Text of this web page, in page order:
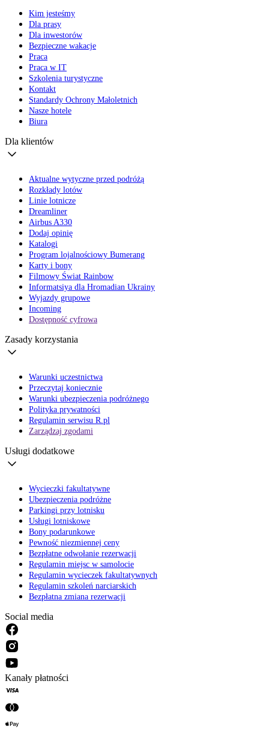
Kim jesteśmy
Dla prasy
Dla inwestorów
Bezpieczne wakacje
Praca
Praca w IT
Szkolenia turystyczne
Kontakt
Standardy Ochrony Małoletnich
Nasze hotele
Biura
Dla klientów
Aktualne wytyczne przed podróżą
Rozkłady lotów
Linie lotnicze
Dreamliner
Airbus A330
Dodaj opinię
Katalogi
Program lojalnościowy Bumerang
Karty i bony
Filmowy Świat Rainbow
Informatsiya dla Hromadian Ukrainy
Wyjazdy grupowe
Incoming
Dostępność cyfrowa
Zasady korzystania
Warunki uczestnictwa
Przeczytaj koniecznie
Warunki ubezpieczenia podróżnego
Polityka prywatności
Regulamin serwisu R.pl
Zarządzaj zgodami
Usługi dodatkowe
Wycieczki fakultatywne
Ubezpieczenia podróżne
Parkingi przy lotnisku
Usługi lotniskowe
Bony podarunkowe
Pewność niezmiennej ceny
Bezpłatne odwołanie rezerwacji
Regulamin miejsc w samolocie
Regulamin wycieczek fakultatywnych
Regulamin szkoleń narciarskich
Bezpłatna zmiana rezerwacji
Social media
Kanały płatności